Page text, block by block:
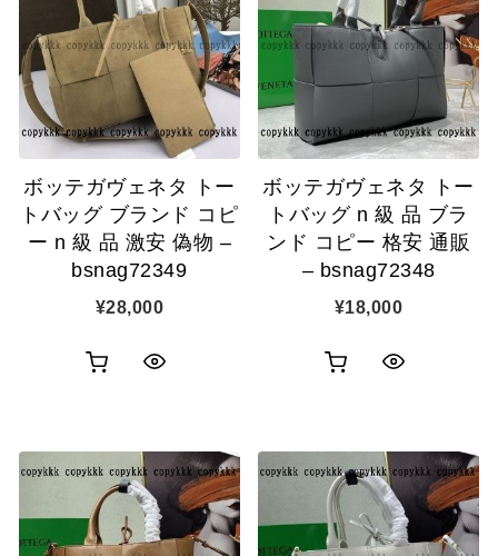
ボッテガヴェネタ トー
トバッグ ブランド コピ
ー n 級 品 激安 偽物 –
bsnag72349
¥28,000
ボッテガヴェネタ トー
トバッグ n 級 品 ブラ
ンド コピー 格安 通販
– bsnag72348
¥18,000